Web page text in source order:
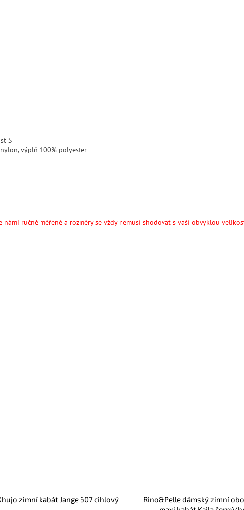
S
výplň 100% polyester
ručně měřené a rozměry se vždy nemusí shodovat s vaší obvyklou
zimní kabát Jange 607 cihlový
Rino&Pelle dámský zimní